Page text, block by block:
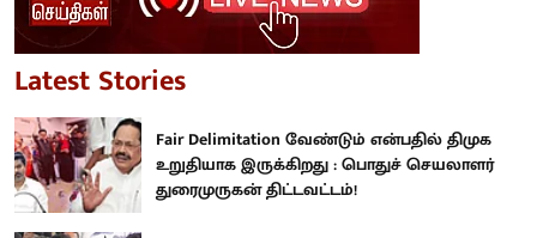
Latest Stories
Fair Delimitation வேண்டும் என்பதில் திமுக
உறுதியாக இருக்கிறது : பொதுச் செயலாளர்
துரைமுருகன் திட்டவட்டம்!